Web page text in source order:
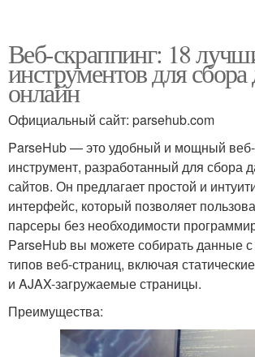
Веб-скраппинг: 18
инструментов для
онлайн
Официальный сайт: parsehub.com
ParseHub — это удобный и мощный веб-
инструмент, разработанный для сбора
сайтов. Он предлагает простой и
интерфейс, который позволяет
парсеры без необходимости
ParseHub вы можете собирать данные
типов веб-страниц, включая
и AJAX-загружаемые страницы.
Преимущества: